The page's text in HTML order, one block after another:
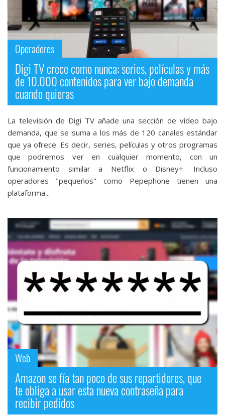
Operadores
Digi TV crece como nunca: series, películas y más
de 10.000 contenidos para ver bajo demanda
cuando quieras
La televisión de Digi TV añade una sección de vídeo bajo
demanda, que se suma a los más de 120 canales estándar
que ya ofrece. Es decir, series, películas y otros programas
que podremos ver en cualquier momento, con un
funcionamiento similar a Netflix o Disney+. Incluso
operadores "pequeños" como Pepephone tienen una
plataforma...
Web
Amazon se fía tan poco de sus repartidores, que
te obliga a usar esta nueva contraseña para
recibir pedidos